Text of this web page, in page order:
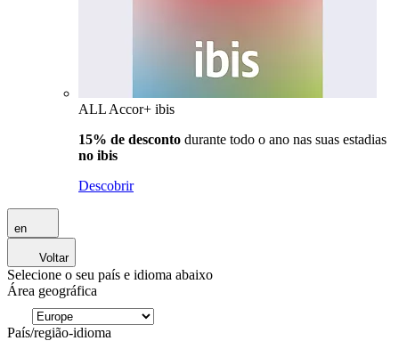
ALL Accor+ ibis
15% de desconto durante todo o ano nas suas estadias
no ibis
Descobrir
en
Voltar
Selecione o seu país e idioma abaixo
Área geográfica
País/região-idioma